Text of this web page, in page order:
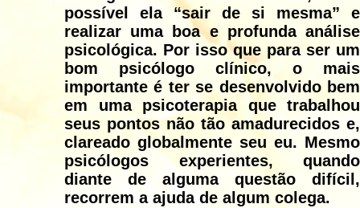
possível ela “sair de si mesma” e
realizar uma boa e profunda análise
psicológica. Por isso que para ser um
bom psicólogo clínico, o mais
importante é ter se desenvolvido bem
em uma psicoterapia que trabalhou
seus pontos não tão amadurecidos e,
clareado globalmente seu eu. Mesmo
psicólogos experientes, quando
diante de alguma questão difícil,
recorrem a ajuda de algum colega.